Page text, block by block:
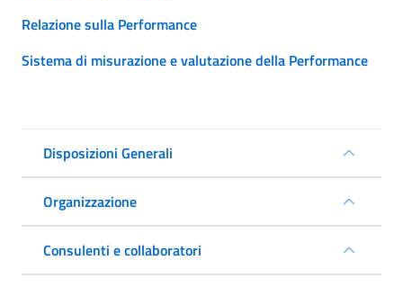
Relazione sulla Performance
Sistema di misurazione e valutazione della Performance
Disposizioni Generali
Organizzazione
Consulenti e collaboratori